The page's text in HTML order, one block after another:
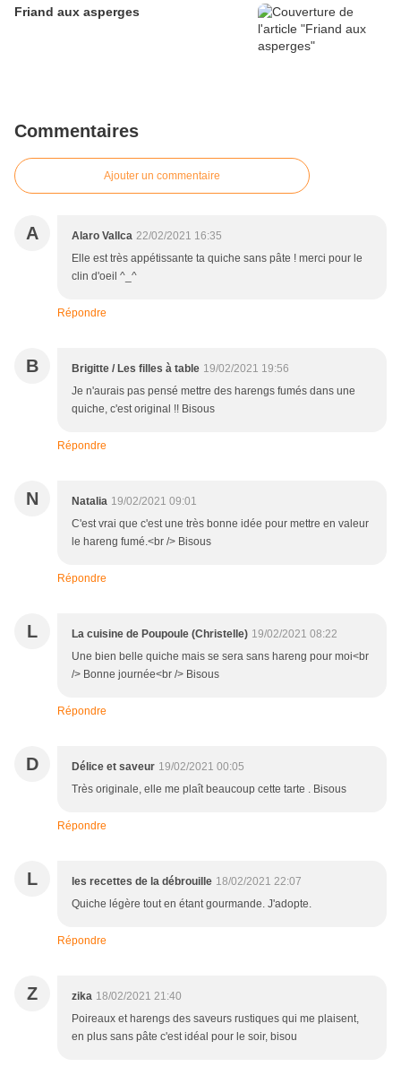
Friand aux asperges
Commentaires
Ajouter un commentaire
A Alaro Vallca 22/02/2021 16:35
Elle est très appétissante ta quiche sans pâte ! merci pour le
clin d'oeil ^_^
Répondre
B Brigitte / Les filles à table 19/02/2021 19:56
Je n'aurais pas pensé mettre des harengs fumés dans une
quiche, c'est original !! Bisous
Répondre
N Natalia 19/02/2021 09:01
C'est vrai que c'est une très bonne idée pour mettre en valeur
le hareng fumé.<br /> Bisous
Répondre
L La cuisine de Poupoule (Christelle) 19/02/2021 08:22
Une bien belle quiche mais se sera sans hareng pour moi<br
/> Bonne journée<br /> Bisous
Répondre
D Délice et saveur 19/02/2021 00:05
Très originale, elle me plaît beaucoup cette tarte . Bisous
Répondre
L les recettes de la débrouille 18/02/2021 22:07
Quiche légère tout en étant gourmande. J'adopte.
Répondre
Z zika 18/02/2021 21:40
Poireaux et harengs des saveurs rustiques qui me plaisent,
en plus sans pâte c'est idéal pour le soir, bisou